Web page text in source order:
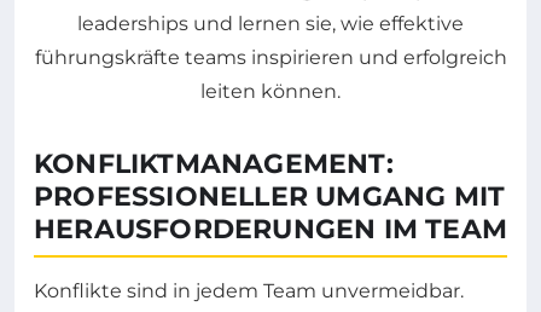
KONFLIKTMANAGEMENT:
PROFESSIONELLER UMGANG MIT
HERAUSFORDERUNGEN IM TEAM
Konflikte sind in jedem Team unvermeidbar.